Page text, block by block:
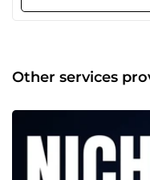
grâce à des stratégies
approfondie du
votre site sur les
de la qualité des
ancres. Audit
techniques (indexation
optimisation des
Benchmarking des
Other services